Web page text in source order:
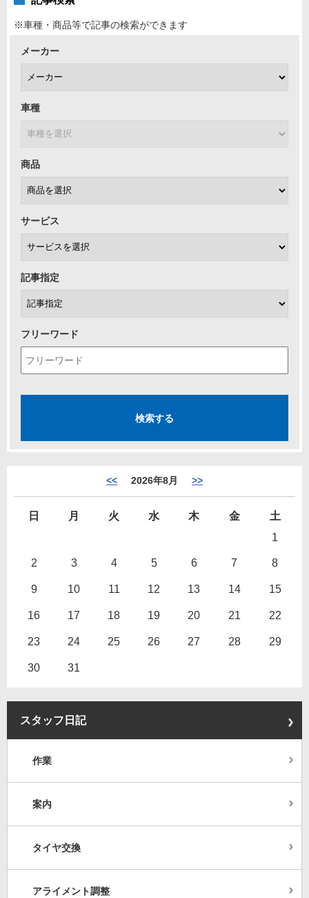
※車種・商品等で記事の検索ができます
メーカー
車種
商品
サービス
記事指定
フリーワード
<< 2026年8月 >>
日 月 火 水 木 金
土
1
2 3 4 5 6 7 8
9 10 11 12 13 14 15
16 17 18 19 20 21 22
23 24 25 26 27 28 29
30 31
スタッフ日記
作業
案内
タイヤ交換
アライメント調整